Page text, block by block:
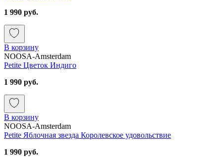
1 990 руб.
В корзину
NOOSA-Amsterdam
Petite Цветок Индиго
1 990 руб.
В корзину
NOOSA-Amsterdam
Petite Яблочная звезда Королевское удовольствие
1 990 руб.